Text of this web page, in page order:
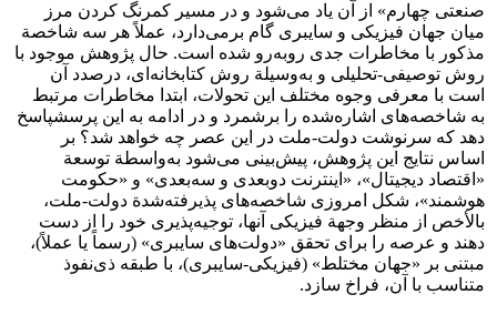
صنعتی چهارم» از آن یاد می‌شود و در مسیر کمرنگ کردن مرز
میان جهان فیزیکی و سایبری گام برمی‌دارد، عملاً هر سه شاخصة
مذکور با مخاطرات جدی روبه‌رو شده است. حال پژوهش موجود با
روش توصیفی-تحلیلی و به‌وسیلة روش کتابخانه‌ای، درصدد آن
است با معرفی وجوه مختلف این تحولات، ابتدا مخاطرات مرتبط
به شاخصه‌های اشاره‌شده را برشمرد و در ادامه به این پرسشپاسخ
دهد که سرنوشت دولت-ملت در این عصر چه خواهد شد؟ بر
اساس نتایج این پژوهش، پیش‌بینی می‌شود به‌واسطة توسعة
«اقتصاد دیجیتال»، «اینترنت دوبعدی و سه‌بعدی» و «حکومت
هوشمند»، شکل امروزی شاخصه‌های پذیرفته‌شدة دولت‌-ملت،
بالأخص از منظر وجهة فیزیکی آنها‌، توجیه‌پذیری خود را از دست
دهند و عرصه را برای تحقق «دولت‌های سایبری» (رسماً یا عملاً)،
مبتنی بر «جهان مختلط» (فیزیکی-سایبری)، با طبقه ذی‌نفوذ
متناسب با آن، فراخ سازد.